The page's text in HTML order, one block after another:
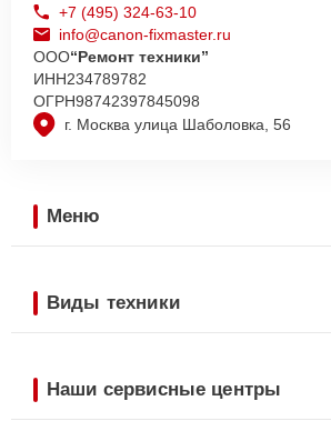
г. Москва улица Шаболовка, 56
+7 (495) 324-63-10
info@canon-fixmaster.ru
ООО“Ремонт техники”
ИНН234789782
ОГРН98742397845098
Меню
Виды техники
Наши сервисные центры